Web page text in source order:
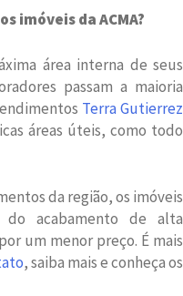
imóveis da ACMA?
área interna de seus
passam a maioria
Terra Gutierrez
áreas úteis, como todo
da região, os imóveis
acabamento de alta
um menor preço. É mais
, saiba mais e conheça os